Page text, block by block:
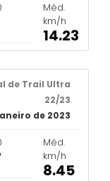
Méd.
km/h
14.23
de Trail Ultra
22/23
de 2023
Méd.
km/h
8.45